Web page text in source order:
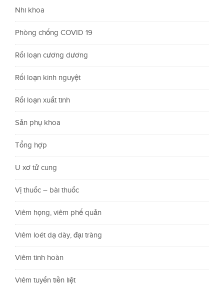
Nhi khoa
Phòng chống COVID 19
Rối loạn cương dương
Rối loạn kinh nguyệt
Rối loạn xuất tinh
Sản phụ khoa
Tổng hợp
U xơ tử cung
Vị thuốc – bài thuốc
Viêm họng, viêm phế quản
Viêm loét dạ dày, đại tràng
Viêm tinh hoàn
Viêm tuyến tiền liệt